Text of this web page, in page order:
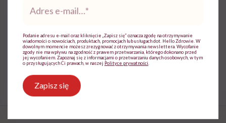
i
charakter informacyjny i nie stanowią porady
lekarskiej. Pamiętaj, że w przypadku
problemów ze zdrowiem należy bezwzględnie
skonsultować się z lekarzem.
mail*
Podanie adresu e-mail oraz kliknięcie „Zapisz się” oznacza zgodę na otrzymywanie
wiadomości o nowościach, produktach, promocjach lub usługach dot. Hello Zdrowie. W
dowolnym momencie możesz zrezygnować z otrzymywania newslettera. Wycofanie
zgody nie ma wpływu na zgodność z prawem przetwarzania, którego dokonano przed
jej wycofaniem. Zapoznaj się z informacjami o przetwarzaniu danych osobowych, w tym
o przysługujących Ci prawach, w naszej Polityce prywatności
Zapisz się